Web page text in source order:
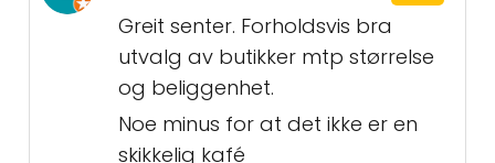
Greit senter. Forholdsvis bra
utvalg av butikker mtp størrelse
og beliggenhet.
Noe minus for at det ikke er en
skikkelig kafé